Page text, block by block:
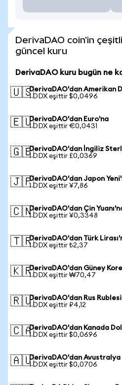
DerivaDAO coin'in
güncel kuru
DerivaDAO kuru bugün ne
🇺🇸DerivaDAO'dan Amerikan
1 DDX eşittir $0,0496
🇪🇺DerivaDAO'dan Euro'na
1 DDX eşittir €0,0431
🇬🇧DerivaDAO'dan İngiliz
1 DDX eşittir £0,0369
🇯🇵DerivaDAO'dan Japon
1 DDX eşittir ¥7,86
🇨🇳DerivaDAO'dan Çin
1 DDX eşittir ¥0,3348
🇹🇷DerivaDAO'dan Türk
1 DDX eşittir ₺2,37
🇰🇷DerivaDAO'dan Güney
1 DDX eşittir ₩70,47
🇷🇺DerivaDAO'dan Rus
1 DDX eşittir ₽4,12
🇨🇦DerivaDAO'dan Kanada
1 DDX eşittir $0,0696
🇦🇺DerivaDAO'dan Avustralya
1 DDX eşittir $0,0706